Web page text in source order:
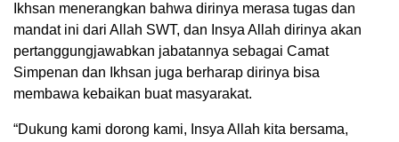
Ikhsan menerangkan bahwa dirinya merasa tugas dan
mandat ini dari Allah SWT, dan Insya Allah dirinya akan
pertanggungjawabkan jabatannya sebagai Camat
Simpenan dan Ikhsan juga berharap dirinya bisa
membawa kebaikan buat masyarakat.
“Dukung kami dorong kami, Insya Allah kita bersama,